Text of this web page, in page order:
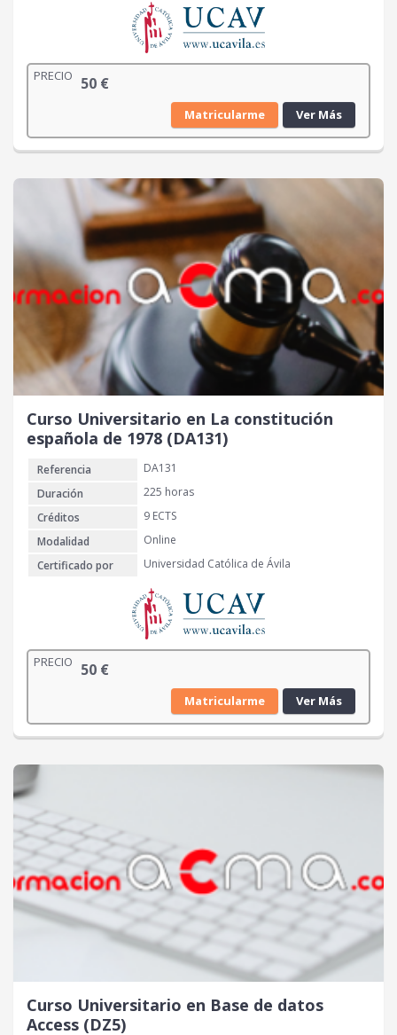
PRECIO 50 €
Matricularme Ver Más
Curso Universitario en La constitución
española de 1978 (DA131)
Referencia
DA131
Duración
225 horas
Créditos
9 ECTS
Modalidad
Online
Certificado por
Universidad Católica de Ávila
PRECIO 50 €
Matricularme Ver Más
Curso Universitario en Base de datos
Access (DZ5)